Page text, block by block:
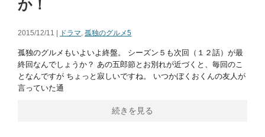
か！
2015/12/11 | ドラマ, 孤独のグルメ5
孤独のグルメもいよいよ終盤。 シーズン５も次回（１２話）が最
終回なんでしょうか？ あの五郎節とお別れが近づくと、毎回のこ
となんですが ちょっと寂しいですね。 いつかぼくおくんの友人が
言っていた通
続きを見る